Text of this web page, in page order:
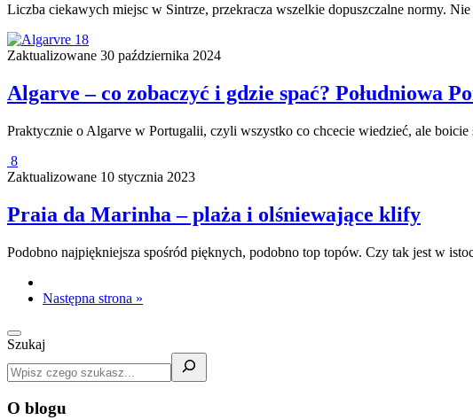
Liczba ciekawych miejsc w Sintrze, przekracza wszelkie dopuszczalne normy.
18
Zaktualizowane 30 października 2024
Algarve – co zobaczyć i gdzie spać? Południowa
Praktycznie o Algarve w Portugalii, czyli wszystko co chcecie wiedzieć, ale
8
Zaktualizowane 10 stycznia 2023
Praia da Marinha – plaża i olśniewające klify
Podobno najpiękniejsza spośród pięknych, podobno top topów. Czy tak jest w
Następna strona »
Szukaj
O blogu